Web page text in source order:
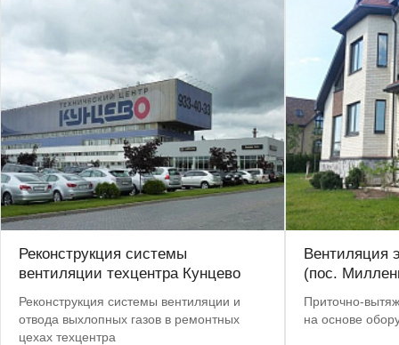
Реконструкция системы
вентиляции техцентра Кунцево
Реконструкция системы вентиляции и
отвода выхлопных газов в ремонтных
цехах техцентра
Вентиляция
(пос.
Приточно-
на основе